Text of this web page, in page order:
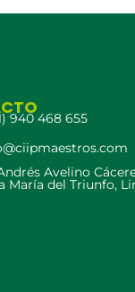
940 468 655
Avelino
María del Triunfo,